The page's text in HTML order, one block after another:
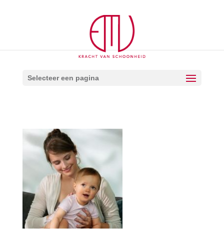
Selecteer een pagina